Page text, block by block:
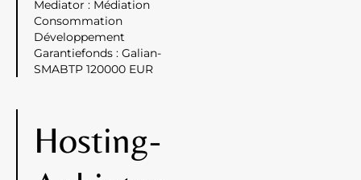
Mediator : Médiation
Consommation
Développement
Garantiefonds : Galian-
SMABTP 120000 EUR
Hosting-